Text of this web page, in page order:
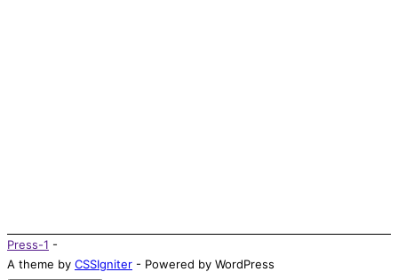
Press-1 -
A theme by CSSIgniter - Powered by WordPress